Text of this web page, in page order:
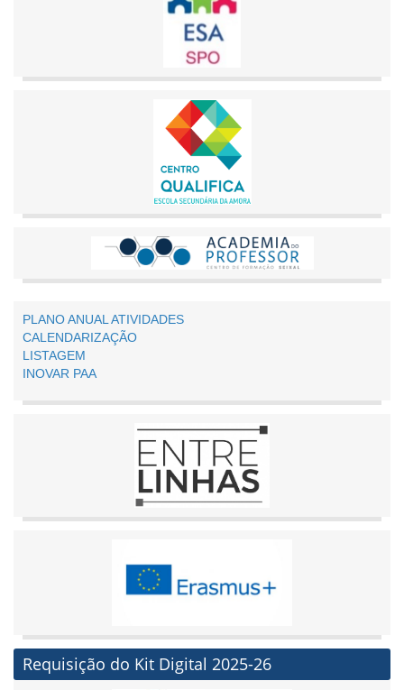
PLANO ANUAL ATIVIDADES
CALENDARIZAÇÃO
LISTAGEM
INOVAR PAA
Requisição do Kit Digital 2025-26